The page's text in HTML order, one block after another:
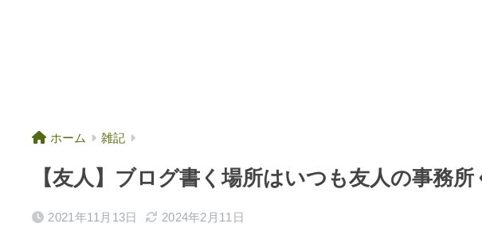
ホーム 雑記
【友人】ブログ書く場所はいつも友人の事務
2021年11月13日 2024年2月11日